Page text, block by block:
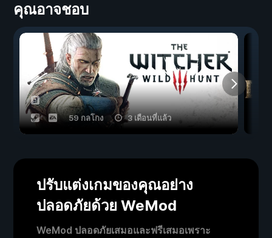
คุณอาจชอบ
59 กลโกง 3 เดือนที่แล้ว
ปรับแต่งเกมของคุณอย่าง
ปลอดภัยด้วย WeMod
WeMod ปลอดภัยเสมอและฟรีเสมอเพราะ